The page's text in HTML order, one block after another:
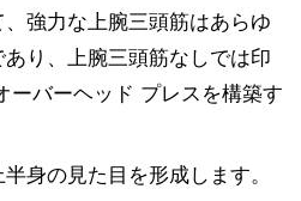
強力な上腕三頭筋はあらゆ
り、上腕三頭筋なしでは印
ーバーヘッド プレスを構築す
身の見た目を形成します。